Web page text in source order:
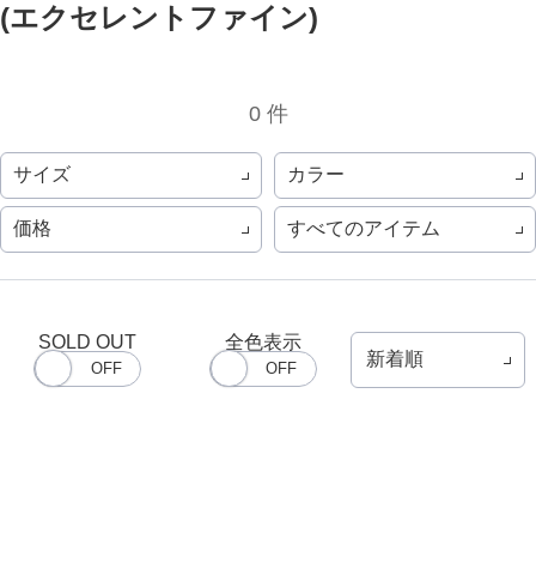
(エクセレントファイン)
0 件
サイズ カラー
価格 すべてのアイテム
SOLD OUT 全色表示